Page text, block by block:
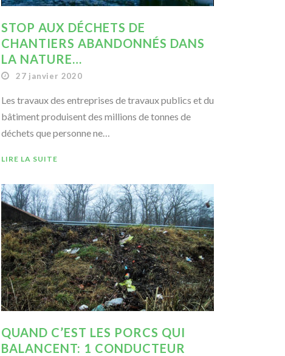
STOP AUX DÉCHETS DE
CHANTIERS ABANDONNÉS DANS
LA NATURE…
27 janvier 2020
Les travaux des entreprises de travaux publics et du
bâtiment produisent des millions de tonnes de
déchets que personne ne…
LIRE LA SUITE
QUAND C’EST LES PORCS QUI
BALANCENT: 1 CONDUCTEUR